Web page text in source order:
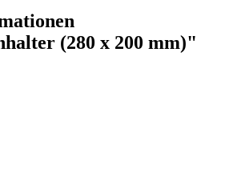
(280 x 200 mm)"